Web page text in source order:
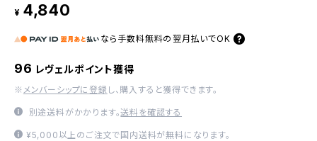
¥ 4,840
なら 手数料無料の 翌月払いでOK
96 レヴェルポイント獲得
※ メンバーシップに登録 し、購入すると獲得できます。
別途送料がかかります。送料を確認する
¥5,000以上のご注文で国内送料が無料になります。